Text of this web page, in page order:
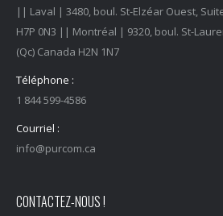
|| Laval | 3480, boul. St-Elzéar Ouest,
H7P 0N3 || Montréal | 9320, boul. St-
(Qc) Canada H2N 1N7
Téléphone :
1 844 599-4586
Courriel :
info@purcom.ca
CONTACTEZ-NOUS !